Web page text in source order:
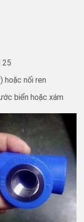
25
hoặc nối ren
biển hoặc xám